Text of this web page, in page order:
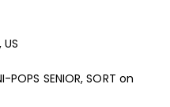
POPS SENIOR, SORT on